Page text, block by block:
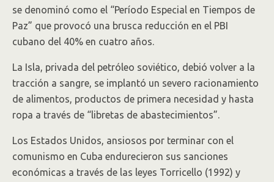
se denominó como el “Período Especial en Tiempos de
Paz” que provocó una brusca reducción en el PBI
cubano del 40% en cuatro años.
La Isla, privada del petróleo soviético, debió volver a la
tracción a sangre, se implantó un severo racionamiento
de alimentos, productos de primera necesidad y hasta
ropa a través de “libretas de abastecimientos”.
Los Estados Unidos, ansiosos por terminar con el
comunismo en Cuba endurecieron sus sanciones
económicas a través de las leyes Torricello (1992) y